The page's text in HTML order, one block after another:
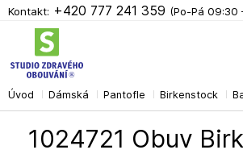
Úvod Dámská Pantofle Birkenstock
1024721 Obuv
Kontakt: +420 777 241 359 (Po-Pá 09:30